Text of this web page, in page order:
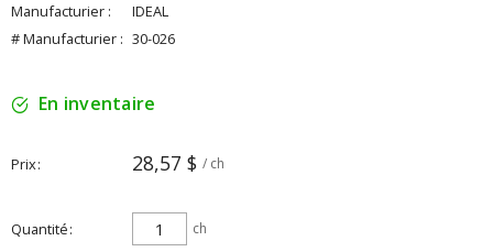
Manufacturier :
IDEAL
# Manufacturier : 30-026
En inventaire
Prix 28,57 $ / ch
Quantité ch